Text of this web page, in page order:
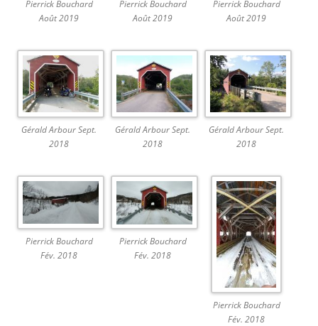
Pierrick Bouchard
Août 2019
Pierrick Bouchard
Août 2019
Pierrick Bouchard
Août 2019
Gérald Arbour Sept.
2018
Gérald Arbour Sept.
2018
Gérald Arbour Sept.
2018
Pierrick Bouchard
Fév. 2018
Pierrick Bouchard
Fév. 2018
Pierrick Bouchard
Fév. 2018